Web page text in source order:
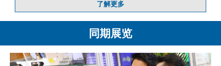
了解更多
同期展览